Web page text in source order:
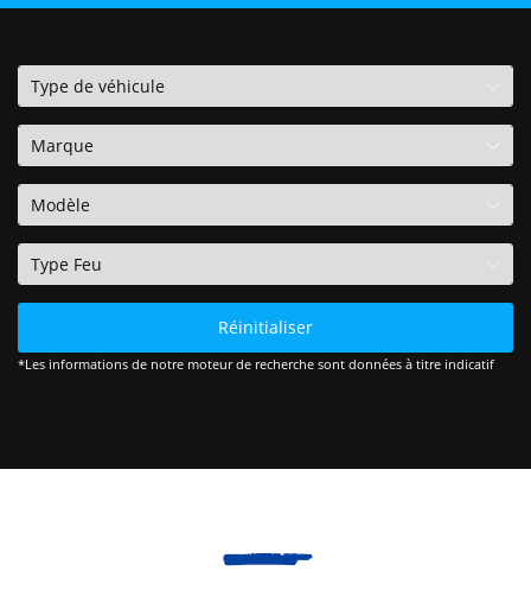
Réinitialiser
*Les informations de notre moteur de recherche sont données à titre indicatif